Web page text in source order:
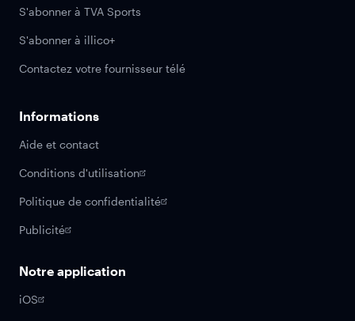
S'abonner à TVA Sports
S'abonner à illico+
Contactez votre fournisseur télé
Informations
Aide et contact
Conditions d'utilisation
Politique de confidentialité
Publicité
Notre application
iOS